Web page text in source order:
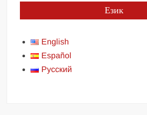
Език
English
Español
Русский